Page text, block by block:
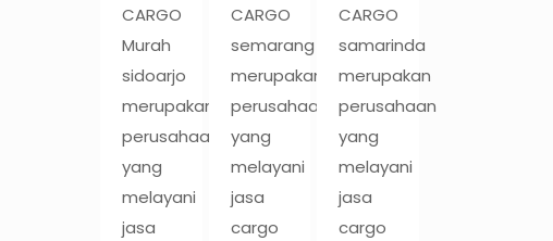
CARGO
Murah
sidoarjo
merupakan
perusahaan
yang
melayani
jasa
CARGO
semarang
merupakan
perusahaan
yang
melayani
jasa
cargo
CARGO
samarinda
merupakan
perusahaan
yang
melayani
jasa
cargo